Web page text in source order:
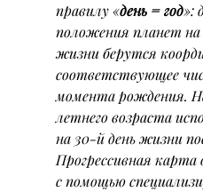
правилу «день = год»:
положения планет на
жизни берутся
соответствующее
момента рождения.
летнего возраста
на 30-й день жизни
Прогрессивная
с помощью